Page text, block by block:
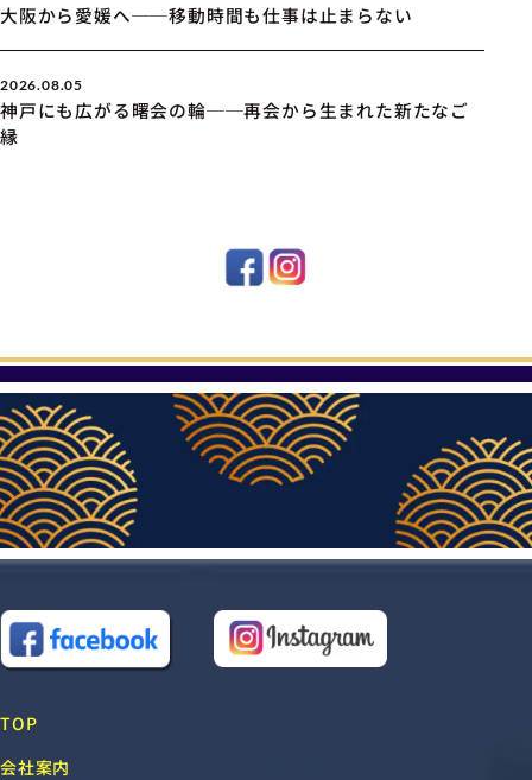
大阪から愛媛へ──移動時間も仕事は止まらない
2026.08.05
神戸にも広がる曙会の輪──再会から生まれた新たなご
縁
TOP
会社案内